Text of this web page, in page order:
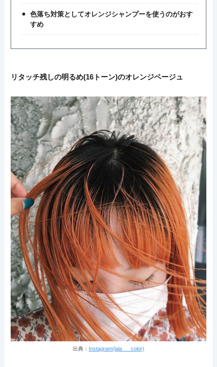
色落ち対策としてオレンジシャンプーを使うのがおす
すめ
リタッチ残しの明るめ(16トーン)のオレンジベージュ
出典： Instagram(lala___color)